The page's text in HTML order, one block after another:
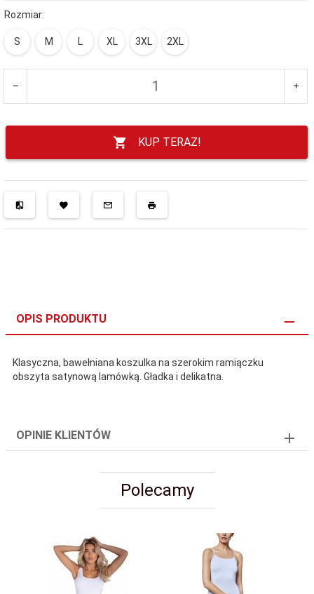
Rozmiar:
S M L XL 3XL 2XL
KUP TERAZ!
OPIS PRODUKTU
Klasyczna, bawełniana koszulka na szerokim ramiączku
obszyta satynową lamówką. Gładka i delikatna.
OPINIE KLIENTÓW
Polecamy